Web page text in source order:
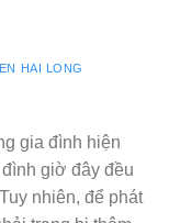
HAI LONG
gia đình hiện
giờ đây đều
nhiên, để phát